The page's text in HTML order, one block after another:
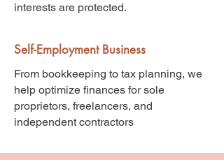
interests are protected.
Self-Employment Business
From bookkeeping to tax planning, we
help optimize finances for sole
proprietors, freelancers, and
independent contractors